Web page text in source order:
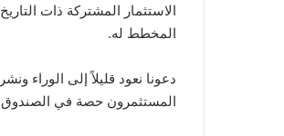
الاستثمار المشتركة ذات
المخطط له.
دعونا نعود قليلاً إلى الوراء
المستثمرون حصة في